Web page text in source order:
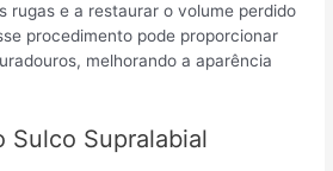
rugas e a restaurar o volume perdido
procedimento pode proporcionar
melhorando a aparência
Sulco Supralabial